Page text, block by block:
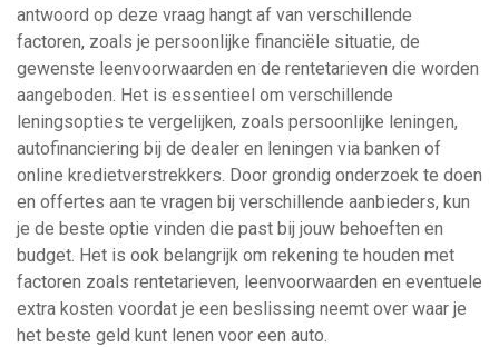
antwoord op deze vraag hangt af van verschillende
factoren, zoals je persoonlijke financiële situatie, de
gewenste leenvoorwaarden en de rentetarieven die worden
aangeboden. Het is essentieel om verschillende
leningsopties te vergelijken, zoals persoonlijke leningen,
autofinanciering bij de dealer en leningen via banken of
online kredietverstrekkers. Door grondig onderzoek te doen
en offertes aan te vragen bij verschillende aanbieders, kun
je de beste optie vinden die past bij jouw behoeften en
budget. Het is ook belangrijk om rekening te houden met
factoren zoals rentetarieven, leenvoorwaarden en eventuele
extra kosten voordat je een beslissing neemt over waar je
het beste geld kunt lenen voor een auto.